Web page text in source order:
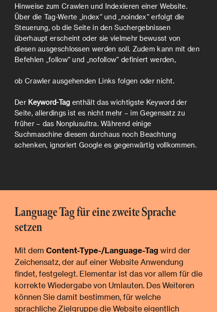
Hinweise zum Crawlen und Indexieren einer Website.
Über die Tag-Werte „index“ und „noindex“ erfolgt die
Steuerung, ob die Seite in den Suchergebnissen
überhaupt erscheint oder sie vielmehr bewusst von
diesen ausgeschlossen werden soll. Zudem kann mit den
Befehlen „follow“ und „nofollow“ definiert werden,
ob Crawler ausgehenden Links folgen oder nicht.
Der Keyword-Tag enthält das wichtigste Keyword der
Seite, allerdings ist es nicht mehr – im Gegensatz zu
früher – das Nonplusultra. Während einige
Suchmaschine diesem durchaus noch Beachtung
schenken, ignoriert Google es gegenwärtig vollkommen.
Language Tag für eine zweite Sprache
setzen
Mit dem Content-Type-/Language-Tag wird der
Zeichensatz, der auf einer Website Anwendung
findet, festgelegt. Elementar ist das vor allem für die
korrekte Wiedergabe von Umlauten. Des Weiteren
können Sie damit bestimmen, für welche
sprachliche Zielgruppe die Website eigentlich